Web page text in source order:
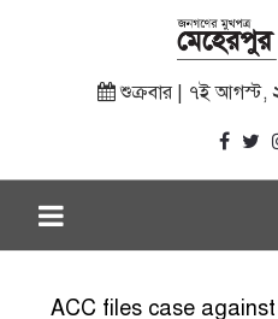
শুক্রবার | ৭ই আগস্ট,
ACC files case